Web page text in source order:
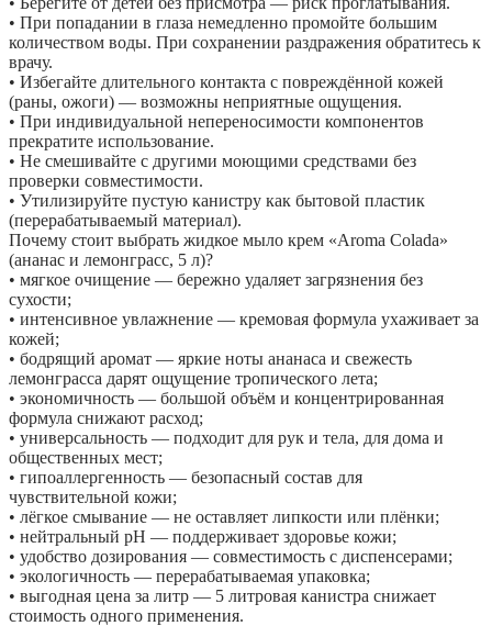
• При попадании в глаза немедленно промойте большим
количеством воды. При сохранении раздражения обратитесь к
врачу.
• Избегайте длительного контакта с повреждённой кожей
(раны, ожоги) — возможны неприятные ощущения.
• При индивидуальной непереносимости компонентов
прекратите использование.
• Не смешивайте с другими моющими средствами без
проверки совместимости.
• Утилизируйте пустую канистру как бытовой пластик
(перерабатываемый материал).
Почему стоит выбрать жидкое мыло крем «Aroma Colada»
(ананас и лемонграсс, 5 л)?
• мягкое очищение — бережно удаляет загрязнения без
сухости;
• интенсивное увлажнение — кремовая формула ухаживает за
кожей;
• бодрящий аромат — яркие ноты ананаса и свежесть
лемонграсса дарят ощущение тропического лета;
• экономичность — большой объём и концентрированная
формула снижают расход;
• универсальность — подходит для рук и тела, для дома и
общественных мест;
• гипоаллергенность — безопасный состав для
чувствительной кожи;
• лёгкое смывание — не оставляет липкости или плёнки;
• нейтральный pH — поддерживает здоровье кожи;
• удобство дозирования — совместимость с диспенсерами;
• экологичность — перерабатываемая упаковка;
• выгодная цена за литр — 5 литровая канистра снижает
стоимость одного применения.